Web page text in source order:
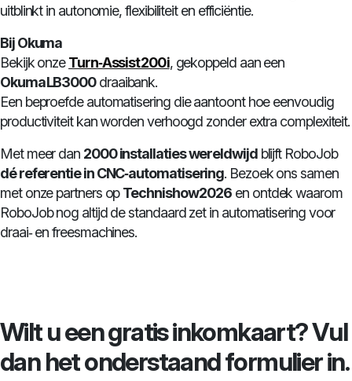
uitblinkt in autonomie, flexibiliteit en efficiëntie.
Bij Okuma
Bekijk onzeTurn‑Assist 200 i, gekoppeld aan een
Okuma LB3000draaibank.
Een beproefde automatisering die aantoont hoe eenvoudig
productiviteit kan worden verhoogd zonder extra complexiteit.
Met meer dan 2000 installaties wereldwijdblijft RoboJob
dé referentie in CNC‑automatisering. Bezoek ons samen
met onze partners opTechnishow 2026 en ontdek waarom
RoboJob nog altijd de standaard zet in automatisering voor
draai‑ en freesmachines.
Wilt u een gratis inkomkaart? Vul
dan het onderstaand formulier in.